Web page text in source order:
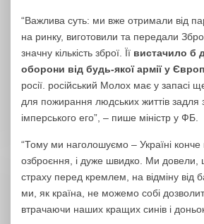
“Важлива суть: ми вже отримали від
на ринку, виготовили та передали
значну кількість зброї. Її вистачило б
оборони від будь-якої армії у
росії. російський Молох має у запасі
для пожирання людських життів задля
імперського его”, – пише міністр у ФБ.
“Тому ми наголошуємо – Україні конче
озброєння, і дуже швидко. Ми
страху перед кремлем, на відміну від
ми, як країна, не можемо собі
втрачаючи наших кращих синів і